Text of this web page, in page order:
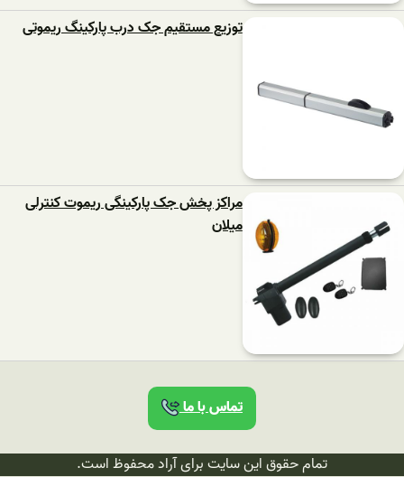
توزیع مستقیم جک درب پارکینگ ریموتی
مراکز پخش جک پارکینگی ریموت کنترلی
میلان
تماس با ما
تمام حقوق این سایت برای آراد محفوظ است.